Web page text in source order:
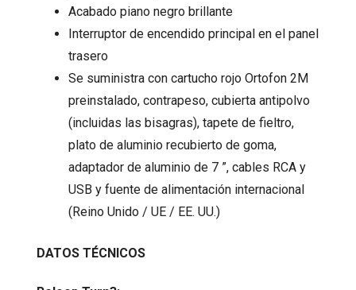
Acabado piano negro brillante
Interruptor de encendido principal en el panel
trasero
Se suministra con cartucho rojo Ortofon 2M
preinstalado, contrapeso, cubierta antipolvo
(incluidas las bisagras), tapete de fieltro,
plato de aluminio recubierto de goma,
adaptador de aluminio de 7 ”, cables RCA y
USB y fuente de alimentación internacional
(Reino Unido / UE / EE. UU.)
DATOS TÉCNICOS